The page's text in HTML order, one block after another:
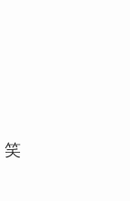
笑